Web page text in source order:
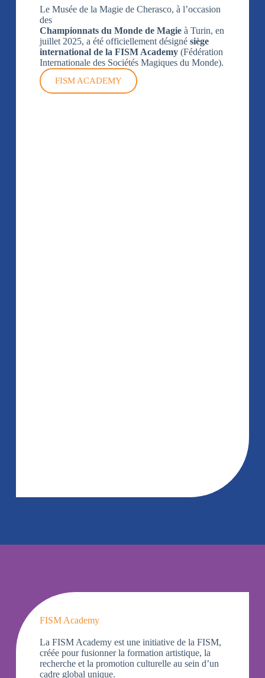
Le Musée de la Magie de Cherasco, à l’occasion
des
Championnats du Monde de Magieà Turin, en
juillet 2025, a été officiellement désigné siège
international de la FISM Academy(Fédération
Internationale des Sociétés Magiques du Monde).
FISM ACADEMY
FISM Academy
La FISM Academy est une initiative de la FISM,
créée pour fusionner la formation artistique, la
recherche et la promotion culturelle au sein d’un
cadre global unique.